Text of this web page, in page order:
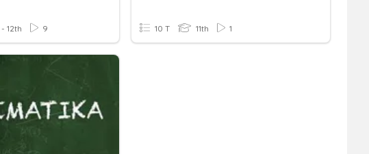
- 12th 9 10 T 11th 1